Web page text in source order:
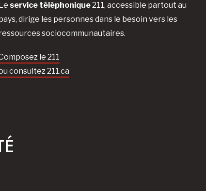
Le service téléphonique211, accessible partout au
dirige les personnes dans le besoin vers les
sociocommunautaires.
le 211
consultez 211.ca